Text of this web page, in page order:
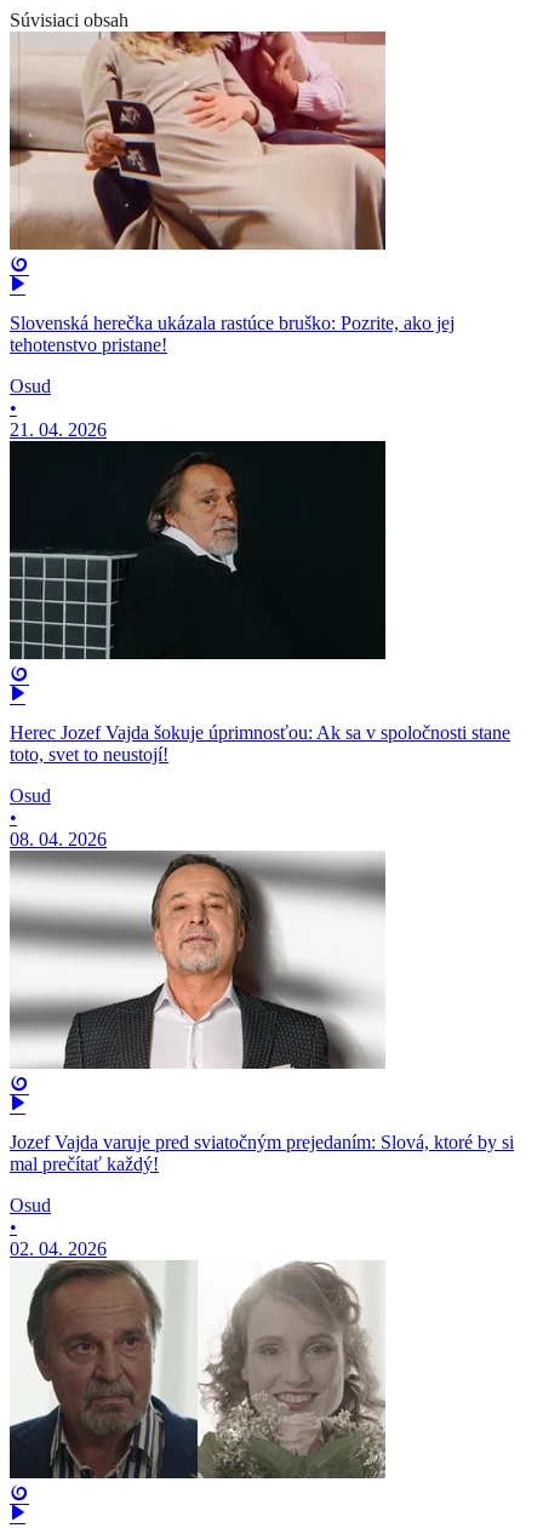
Súvisiaci obsah
Slovenská herečka ukázala rastúce bruško: Pozrite, ako jej
tehotenstvo pristane!
Osud
•
21. 04. 2026
Herec Jozef Vajda šokuje úprimnosťou: Ak sa v spoločnosti stane
toto, svet to neustojí!
Osud
•
08. 04. 2026
Jozef Vajda varuje pred sviatočným prejedaním: Slová, ktoré by si
mal prečítať každý!
Osud
•
02. 04. 2026